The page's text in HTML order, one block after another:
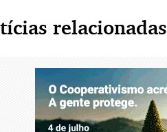
relacionadas